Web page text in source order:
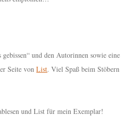
und den Autorinnen sowie eine
Seite vonList. Viel Spaß beim Stöbern
und List für mein Exemplar!